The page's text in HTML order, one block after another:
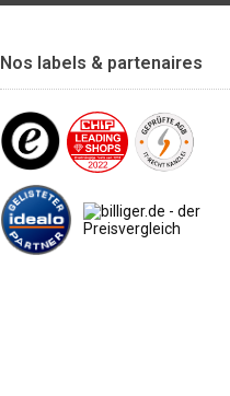
Nos labels & partenaires